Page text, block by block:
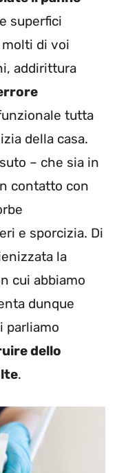
superfici
di voi
addirittura
tutta
della casa.
– che sia in
contatto con
e sporcizia. Di
la
cui abbiamo
dunque
parliamo
dello
.